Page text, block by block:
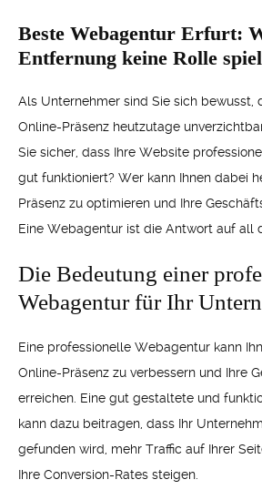
Beste Webagentur Erfurt:
Entfernung keine Rolle
Als Unternehmer sind Sie sich bewusst,
Online-Präsenz heutzutage
Sie sicher, dass Ihre Website
gut funktioniert? Wer kann Ihnen dabei
Präsenz zu optimieren und Ihre
Eine Webagentur ist die Antwort auf all
Die Bedeutung einer
Webagentur für Ihr
Eine professionelle Webagentur kann
Online-Präsenz zu verbessern und Ihre
erreichen. Eine gut gestaltete und
kann dazu beitragen, dass Ihr
gefunden wird, mehr Traffic auf Ihrer
Ihre Conversion-Rates steigen.